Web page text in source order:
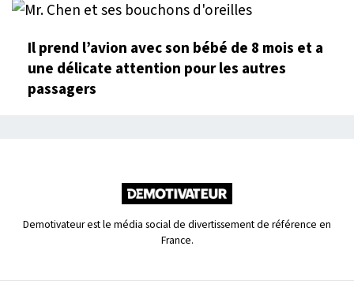
Il prend l’avion avec son bébé de 8 mois et a
une délicate attention pour les autres
passagers
Demotivateur est le média social de divertissement de référence en
France.